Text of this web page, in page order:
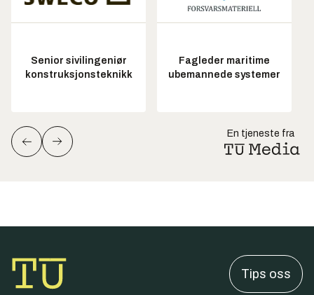
Senior sivilingeniør
konstruksjonsteknikk
Fagleder maritime
ubemannede systemer
En tjeneste fra
Tips oss